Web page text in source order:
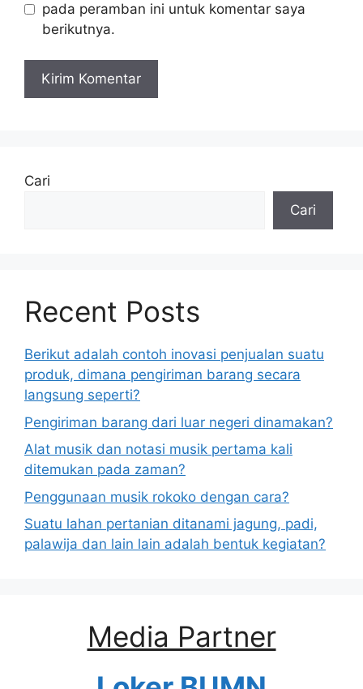
pada peramban ini untuk komentar saya
berikutnya.
Cari
Cari
Recent Posts
Berikut adalah contoh inovasi penjualan suatu
produk, dimana pengiriman barang secara
langsung seperti?
Pengiriman barang dari luar negeri dinamakan?
Alat musik dan notasi musik pertama kali
ditemukan pada zaman?
Penggunaan musik rokoko dengan cara?
Suatu lahan pertanian ditanami jagung, padi,
palawija dan lain lain adalah bentuk kegiatan?
Media Partner